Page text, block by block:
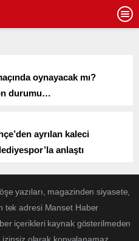
oynayacak mı?
durumu…
ayrılan kaleci
anlaştı
yazıları, magazinden siyasete,
tek adresi Manset Haber
içerikleri kaynak gösterilmeden